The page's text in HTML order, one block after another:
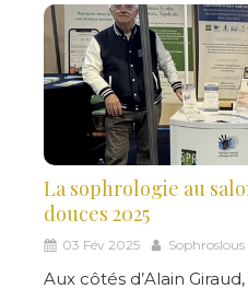
La sophrologie au
douces 2025
03 Fév 2025 Sophroslous
Aux côtés d’Alain